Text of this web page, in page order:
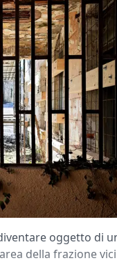
oggetto di
della frazione